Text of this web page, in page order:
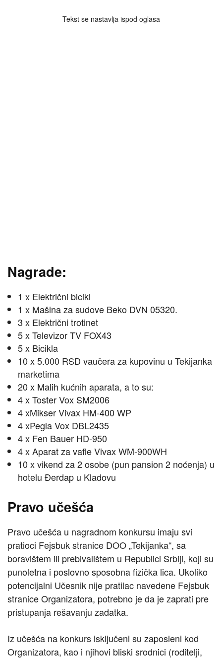
Tekst se nastavlja ispod oglasa
Nagrade:
1 x Električni bicikl
1 x Mašina za sudove Beko DVN 05320.
3 x Električni trotinet
5 x Televizor TV FOX43
5 x Bicikla
10 x 5.000 RSD vaučera za kupovinu u Tekijanka
marketima
20 x Malih kućnih aparata, a to su:
4 x Toster Vox SM2006
4 xMikser Vivax HM-400 WP
4 xPegla Vox DBL2435
4 x Fen Bauer HD-950
4 x Aparat za vafle Vivax WM-900WH
10 x vikend za 2 osobe (pun pansion 2 noćenja) u
hotelu Đerdap u Kladovu
Pravo učešća
Pravo učešća u nagradnom konkursu imaju svi
pratioci Fejsbuk stranice DOO „Tekijanka“, sa
boravištem ili prebivalištem u Republici Srbiji, koji su
punoletna i poslovno sposobna fizička lica. Ukoliko
potencijalni Učesnik nije pratilac navedene Fejsbuk
stranice Organizatora, potrebno je da je zaprati pre
pristupanja rešavanju zadatka.
Iz učešća na konkurs isključeni su zaposleni kod
Organizatora, kao i njihovi bliski srodnici (roditelji,